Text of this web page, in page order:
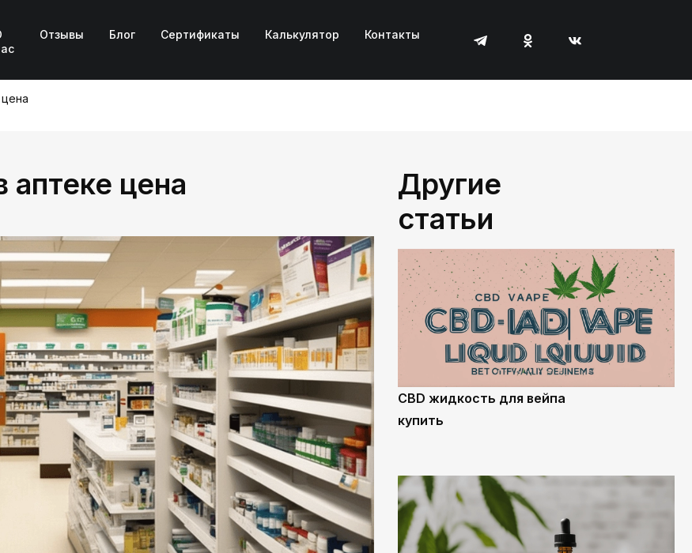
Отзывы Блог Сертификаты Калькулятор Контакты
цена
Другие
статьи
CBD жидкость для вейпа
купить